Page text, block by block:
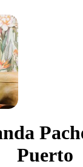
Puerto